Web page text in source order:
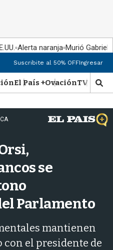
Alerta naranja Murió Gabriel
Suscribite al 50% OFFIngresar
El País +OvaciónTV Show
M
o
s
t
r
se
Parlamento
mantienen
el presidente de